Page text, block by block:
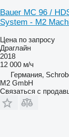
Bauer MC 96 /
System - M2
Цена по запросу
Драглайн
2018
12 000 м/ч
Германия,
M2 GmbH
Связаться с